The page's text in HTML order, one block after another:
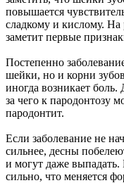
повышается
сладкому и кислому.
заметит первые
Постепенно
шейки, но и корни
иногда возникает
за чего к пародонтозу
пародонтит.
Если заболевание не
сильнее, десны
и могут даже выпадать.
сильно, что меняется